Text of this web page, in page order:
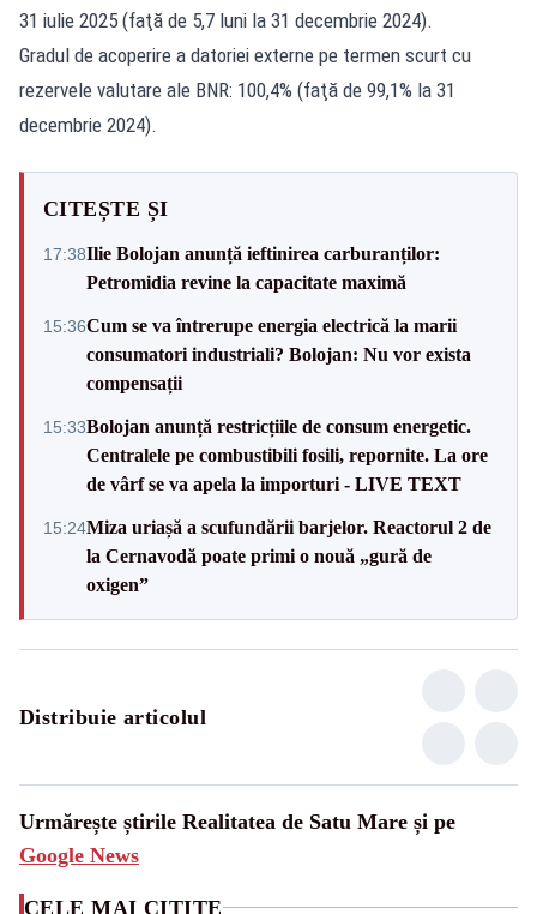
31 iulie 2025 (faţă de 5,7 luni la 31 decembrie 2024).
Gradul de acoperire a datoriei externe pe termen scurt cu
rezervele valutare ale BNR: 100,4% (faţă de 99,1% la 31
decembrie 2024).
CITEȘTE ȘI
17:38Ilie Bolojan anunță ieftinirea carburanților:
Petromidia revine la capacitate maximă
15:36Cum se va întrerupe energia electrică la marii
consumatori industriali? Bolojan: Nu vor exista
compensații
15:33Bolojan anunță restricțiile de consum energetic.
Centralele pe combustibili fosili, repornite. La ore
de vârf se va apela la importuri - LIVE TEXT
15:24Miza uriașă a scufundării barjelor. Reactorul 2 de
la Cernavodă poate primi o nouă „gură de
oxigen”
Distribuie articolul
Urmărește știrile Realitatea de Satu Mare și pe
Google News
CELE MAI CITITE